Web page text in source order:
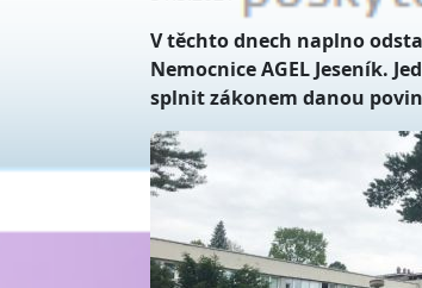
V těchto dnech naplno
Nemocnice AGEL Jeseník.
splnit zákonem danou